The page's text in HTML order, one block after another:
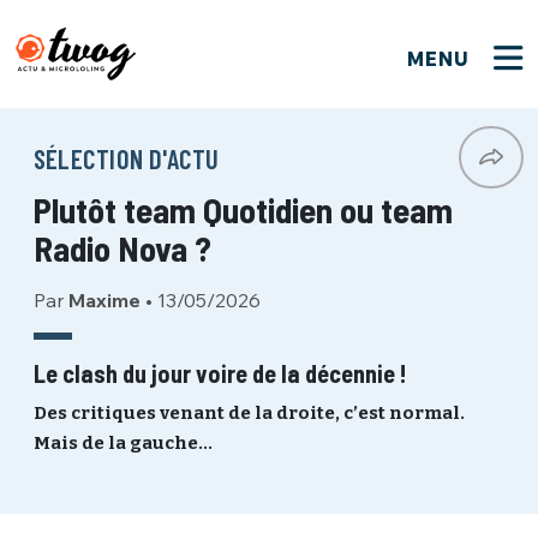
MENU
SÉLECTION D'ACTU
Plutôt team Quotidien ou team
Radio Nova ?
Par Maxime • 13/05/2026
Le clash du jour voire de la décennie !
Des critiques venant de la droite, c’est normal.
Mais de la gauche…
Bienvenue !
PSEUDO*
EMAIL*
PASSWORD*
Connexion
PSEUDO
MOT DE PASSE Mot de passe perdu ?
VOTRE PARTICIPATION
Que souhaitez-vous proposer ?
Quelques tweets
C'EST PARTI
Ma propre sélection